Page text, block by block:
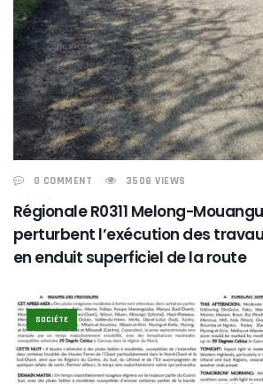
0 COMMENT 3508 VIEWS
Régionale R0311 Melong-
perturbent l’exécution des
en enduit superficiel de la route
SOCIÉTE